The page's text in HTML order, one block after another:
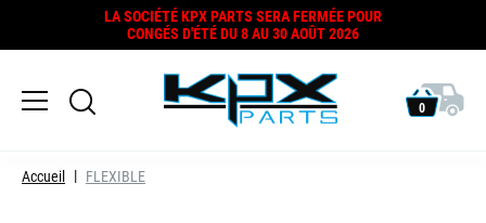
LA SOCIÉTÉ KPX PARTS SERA FERMÉE POUR
CONGÉS D'ÉTÉ DU 8 AU 30 AOÛT 2026
0
Accueil FLEXIBLE